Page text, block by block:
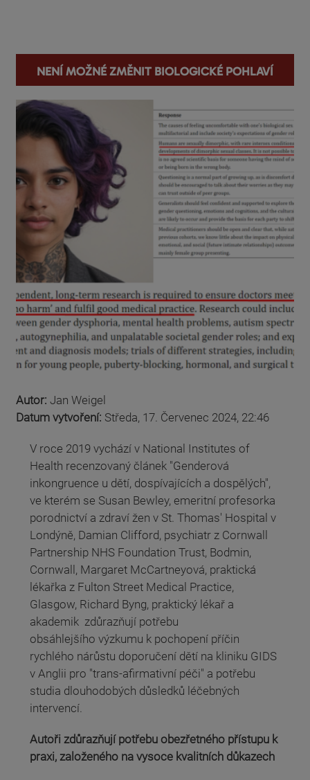
Není možné změnit biologické pohlaví
Autor: Jan Weigel
Datum vytvoření: Středa, 17. Červenec 2024, 22:46
V roce 2019 vychází v National Institutes of
Health recenzovaný článek "Genderová
inkongruence u dětí, dospívajících a dospělých",
ve kterém se Susan Bewley, emeritní profesorka
porodnictví a zdraví žen v St. Thomas' Hospital v
Londýně, Damian Clifford, psychiatr z Cornwall
Partnership NHS Foundation Trust, Bodmin,
Cornwall, Margaret McCartneyová, praktická
lékařka z Fulton Street Medical Practice,
Glasgow, Richard Byng, praktický lékař a
akademik zdůrazňují potřebu
obsáhlejšího výzkumu k pochopení příčin
rychlého nárůstu doporučení dětí na kliniku GIDS
v Anglii pro "trans-afirmativní péči" a potřebu
studia dlouhodobých důsledků léčebných
intervencí.
Autoři zdůrazňují potřebu obezřetného přístupu k
praxi, založeného na vysoce kvalitních důkazech